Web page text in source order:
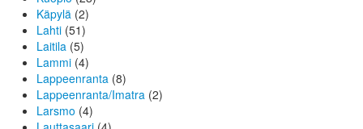
Käpylä (2)
Lahti (51)
Laitila (5)
Lammi (4)
Lappeenranta (8)
Lappeenranta/Imatra (2)
Larsmo (4)